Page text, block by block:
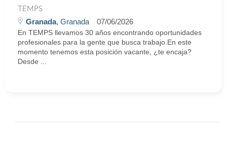
TEMPS
Granada, Granada 07/06/2026
En TEMPS llevamos 30 años encontrando oportunidades
profesionales para la gente que busca trabajo.En este
momento tenemos esta posición vacante, ¿te encaja?
Desde ...